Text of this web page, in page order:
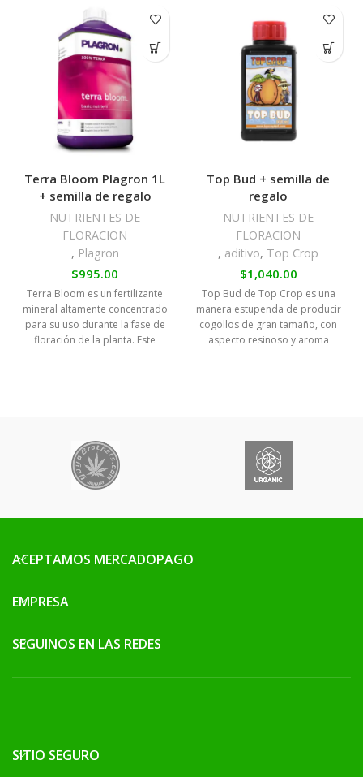
Terra Bloom Plagron 1L
+ semilla de regalo
NUTRIENTES DE
FLORACION
, Plagron
$995.00
Terra Bloom es un fertilizante
mineral altamente concentrado
para su uso durante la fase de
floración de la planta. Este
Top Bud + semilla de
regalo
NUTRIENTES DE
FLORACION
, aditivo, Top Crop
$1,040.00
Top Bud de Top Crop es una
manera estupenda de producir
cogollos de gran tamaño, con
aspecto resinoso y aroma
ACEPTAMOS MERCADOPAGO
EMPRESA
SEGUINOS EN LAS REDES
SITIO SEGURO